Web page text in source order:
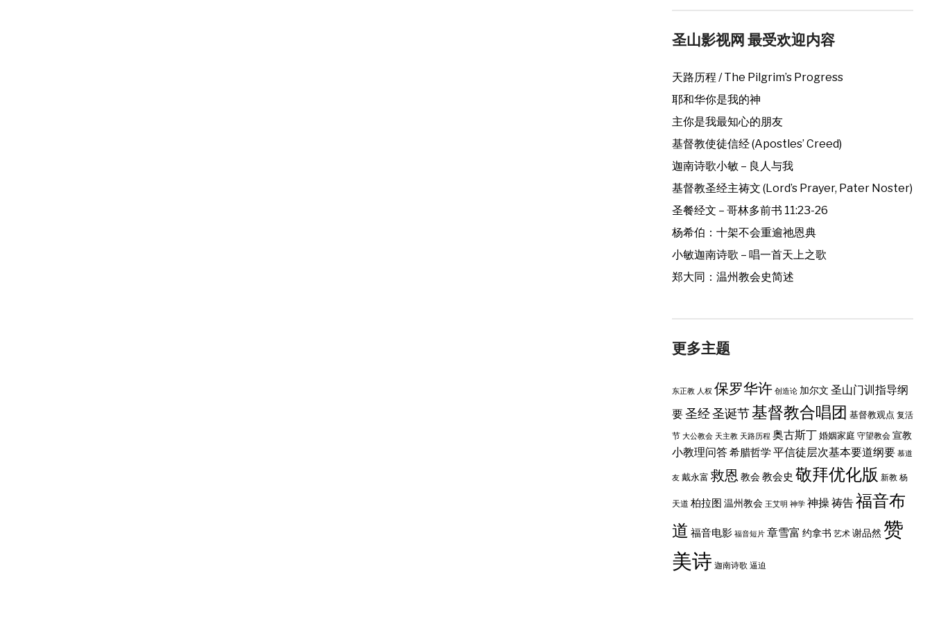
圣山影视网 最受欢迎内容
天路历程 / The Pilgrim’s Progress
耶和华你是我的神
主你是我最知心的朋友
基督教使徒信经 (Apostles’ Creed)
迦南诗歌小敏 – 良人与我
基督教圣经主祷文 (Lord’s Prayer, Pater Noster)
圣餐经文 – 哥林多前书 11:23-26
杨希伯：十架不会重逾祂恩典
小敏迦南诗歌 – 唱一首天上之歌
郑大同：温州教会史简述
更多主题
东正教 人权 保罗华许 创造论 加尔文 圣山门训指导纲
要圣经圣诞节基督教合唱团 基督教观点 复活
节 大公教会 天主教 天路历程 奥古斯丁 婚姻家庭 守望教会 宣教
小教理问答希腊哲学平信徒层次基本要道纲要 慕道
友 戴永富 救恩 教会 教会史 敬拜优化版 新教 杨
天道 柏拉图 温州教会 王艾明 神学 神操祷告福音布
道 福音电影 福音短片 章雪富 约拿书 艺术 谢品然 赞
美诗 迦南诗歌 逼迫